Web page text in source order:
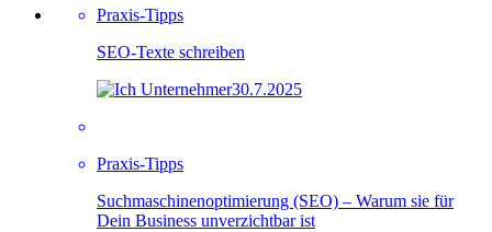
Praxis-Tipps
SEO-Texte schreiben
30.7.2025
Praxis-Tipps
Suchmaschinenoptimierung (SEO) – Warum sie für
Dein Business unverzichtbar ist